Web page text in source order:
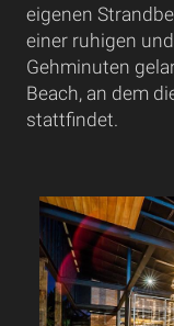
eigenen
einer ruhigen
Gehminuten
Beach, an dem
stattfindet.